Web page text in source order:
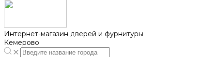
Интернет-магазин дверей и фурнитуры
Кемерово